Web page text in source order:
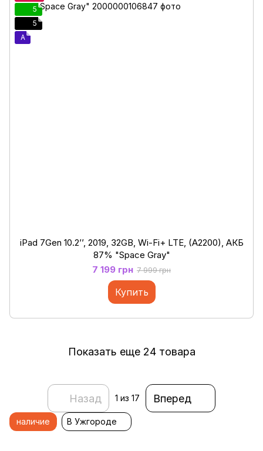
5
5
A
iPad 7Gen 10.2’’, 2019, 32GB, Wi-Fi+ LTE, (A2200), АКБ
87% "Space Gray"
7 199 грн 7 999 грн
Купить
Показать еще 24 товара
Назад 1 из 17 Вперед
наличие В Ужгороде